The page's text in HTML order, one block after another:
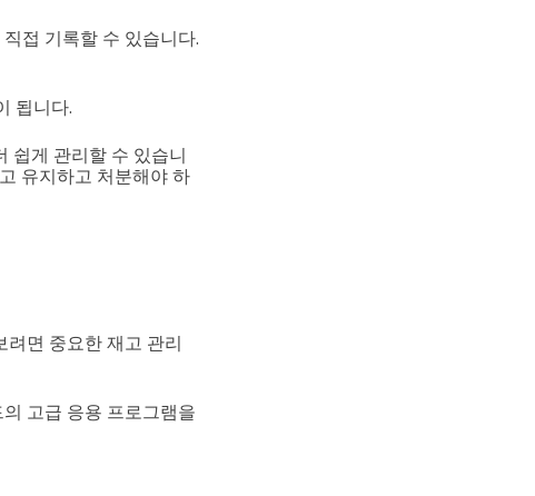
접 기록할 수 있습니다.
됩니다.
쉽게 관리할 수 있습니
유지하고 처분해야 하
려면 중요한 재고 관리
고급 응용 프로그램을